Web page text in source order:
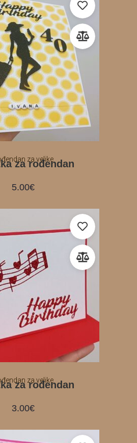
za velike
za rođendan
5.00€
za velike
za rođendan
3.00€